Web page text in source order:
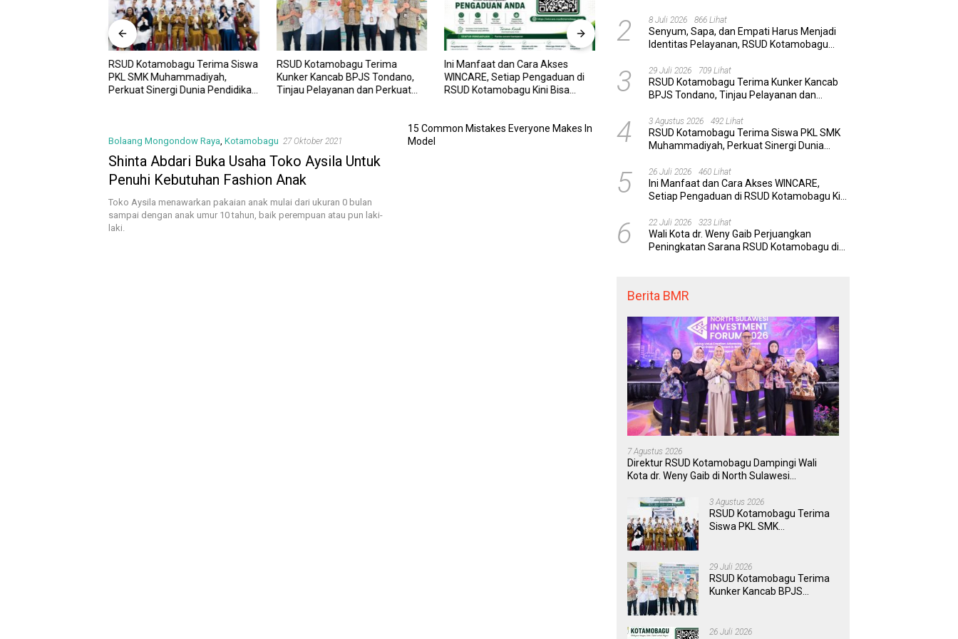
RSUD Kotamobagu Terima Siswa
PKL SMK Muhammadiyah,
Perkuat Sinergi Dunia Pendidikan
RSUD Kotamobagu Terima
Kunker Kancab BPJS Tondano,
Tinjau Pelayanan dan Perkuat
Ini Manfaat dan Cara Akses
WINCARE, Setiap Pengaduan di
RSUD Kotamobagu Kini Bisa
RSUD Kotamobagu Hadirkan
WINCARE, Terobosan Digital
untuk Pengaduan Masyarakat
dan Pegawai yang Cepat,
Transparan, dan Responsif
Mongondow Selatan: Jejak
Seorang Bunda Pembaharu dan
Bolaang Mongondow Raya Kotamobagu 27 Oktober 2021
Shinta Abdari Buka Usaha Toko Aysila Untuk
Penuhi Kebutuhan Fashion Anak
Toko Aysila menawarkan pakaian anak mulai dari ukuran 0 bulan
sampai dengan anak umur 10 tahun, baik perempuan atau pun laki-
laki.
15 Common Mistakes Everyone Makes In
Model
Berkualitas
2 8 Juli 2026 866 Lihat
Senyum, Sapa, dan Empati Harus Menjadi
Identitas Pelayanan, RSUD Kotamobagu
3 29 Juli 2026 709 Lihat
RSUD Kotamobagu Terima Kunker Kancab
BPJS Tondano, Tinjau Pelayanan dan
4 3 Agustus 2026 492 Lihat
RSUD Kotamobagu Terima Siswa PKL SMK
Muhammadiyah, Perkuat Sinergi Dunia
5 26 Juli 2026 460 Lihat
Ini Manfaat dan Cara Akses WINCARE,
Setiap Pengaduan di RSUD Kotamobagu Kini
6 22 Juli 2026 323 Lihat
Wali Kota dr. Weny Gaib Perjuangkan
Peningkatan Sarana RSUD Kotamobagu di
Berita BMR
7 Agustus 2026
Direktur RSUD Kotamobagu Dampingi Wali
Kota dr. Weny Gaib di North Sulawesi
3 Agustus 2026
RSUD Kotamobagu Terima
Siswa PKL SMK
dan Layanan Kesehatan
29 Juli 2026
RSUD Kotamobagu Terima
Kunker Kancab BPJS
Wujudkan UHC
26 Juli 2026